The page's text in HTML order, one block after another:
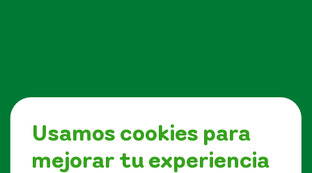
Usamos cookies para
mejorar tu experiencia
Síguenos en